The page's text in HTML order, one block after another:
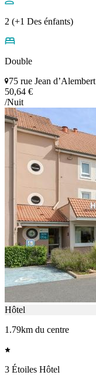
2 (+1 Des énfants)
Double
75 rue Jean d’Alembert
50,64 €
/Nuit
Hôtel
1.79km du centre
3 Étoiles Hôtel